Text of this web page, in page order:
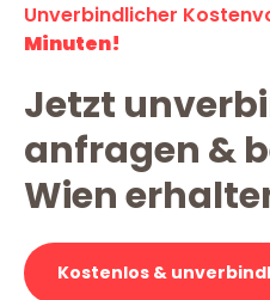
Unverbindlicher
Minuten!
Jetzt
anfragen &
Wien
Kostenlos &